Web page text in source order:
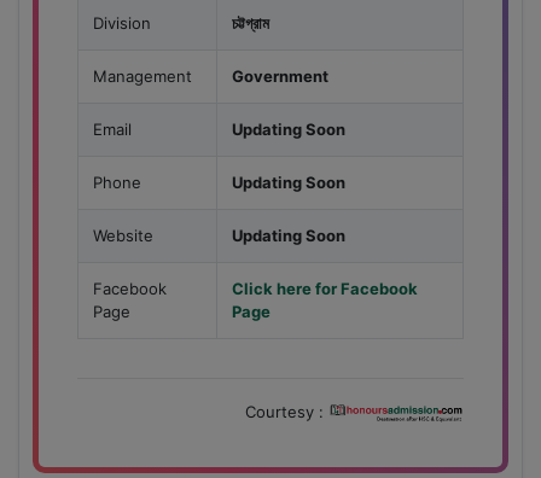
Division চট্টগ্রাম
Management Government
Email Updating Soon
Phone Updating Soon
Website Updating Soon
Facebook
Page
Click here for Facebook
Page
Courtesy :